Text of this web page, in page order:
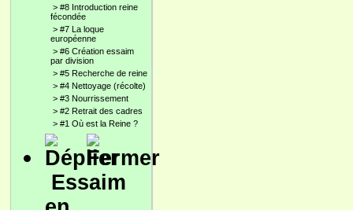
> #8 Introduction reine
fécondée
> #7 La loque
européenne
> #6 Création essaim
par division
> #5 Recherche de reine
> #4 Nettoyage (récolte)
> #3 Nourrissement
> #2 Retrait des cadres
> #1 Où est la Reine ?
Essaim